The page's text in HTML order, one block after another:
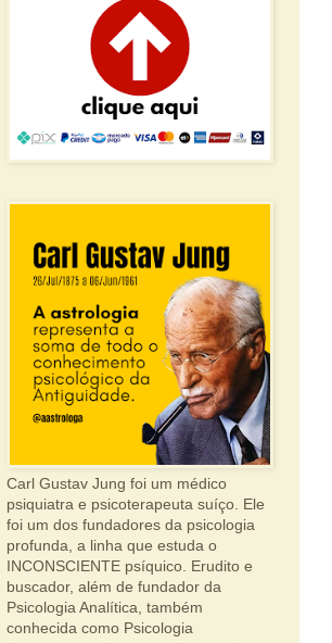
Carl Gustav Jung foi um médico
psiquiatra e psicoterapeuta suíço. Ele
foi um dos fundadores da psicologia
profunda, a linha que estuda o
INCONSCIENTE psíquico. Erudito e
buscador, além de fundador da
Psicologia Analítica, também
conhecida como Psicologia